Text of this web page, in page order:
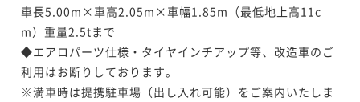
車長5.00m×車高2.05m×車幅1.85m（最低地上高11c
m）重量2.5tまで
◆エアロパーツ仕様・タイヤインチアップ等、改造車のご
利用はお断りしております。
※満車時は提携駐車場（出し入れ可能）をご案内いたしま